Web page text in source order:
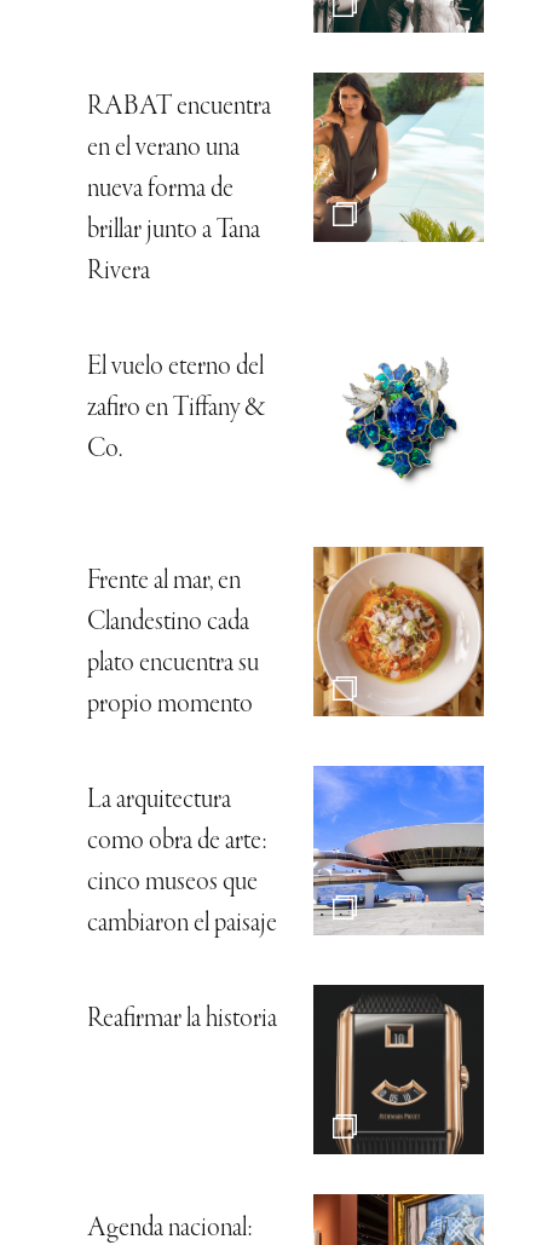
RABAT encuentra
en el verano una
nueva forma de
brillar junto a Tana
Rivera
El vuelo eterno del
zafiro en Tiffany &
Co.
Frente al mar, en
Clandestino cada
plato encuentra su
propio momento
La arquitectura
como obra de arte:
cinco museos que
cambiaron el paisaje
Reafirmar la historia
Agenda nacional: